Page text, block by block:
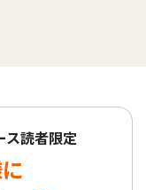
ス読者限定